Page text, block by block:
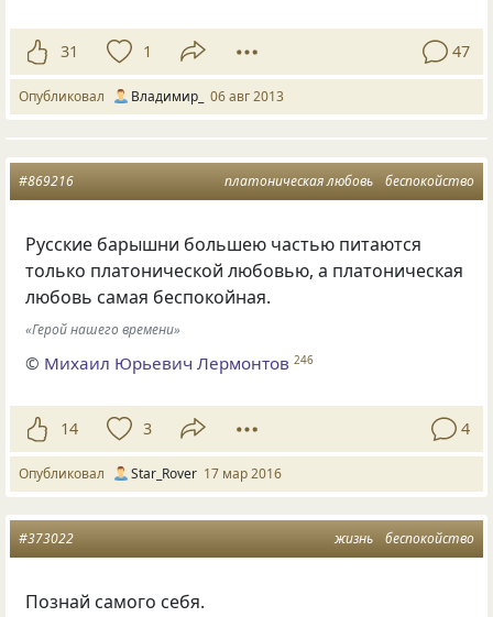
31 1 47
Опубликовал Владимир_ 06 авг 2013
платоническая любовь беспокойство
#869216
Русские барышни большею частью питаются
только платонической любовью, а платоническая
любовь самая беспокойная.
«Герой нашего времени»
© Михаил Юрьевич Лермонтов 246
14 3 4
Опубликовал Star_Rover 17 мар 2016
жизнь беспокойство
#373022
Познай самого себя.